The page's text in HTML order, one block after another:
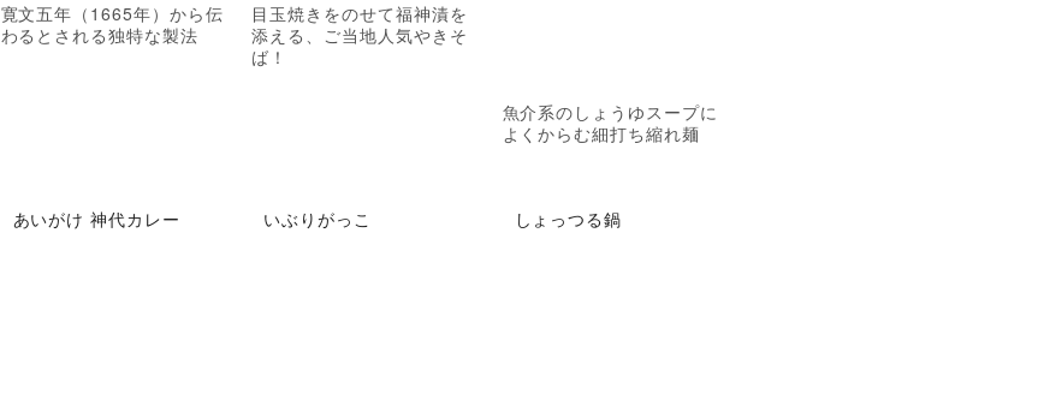
寛文五年（1665年）から伝
わるとされる独特な製法
目玉焼きをのせて福神漬を
添える、ご当地人気やきそ
ば！
魚介系のしょうゆスープに
よくからむ細打ち縮れ麺
あいがけ 神代カレー いぶりがっこ しょっつる鍋